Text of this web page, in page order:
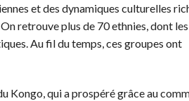
et des dynamiques culturelles
retrouve plus de 70 ethnies, dont les
Au fil du temps, ces groupes ont
Kongo, qui a prospéré grâce au